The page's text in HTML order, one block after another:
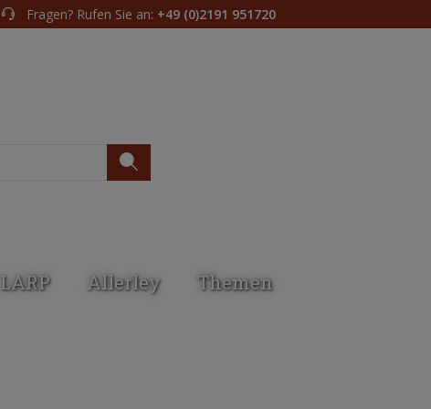
Fragen? Rufen Sie an: +49 (0)2191 951720
LARP Allerley Themen